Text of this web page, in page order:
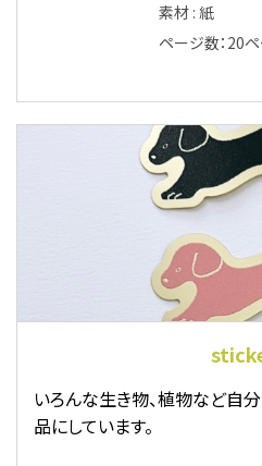
素材 : 紙
ページ数：20
いろんな生き物、植物など自
品にしています。